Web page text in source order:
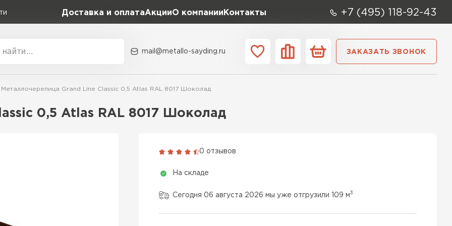
Доставка и оплатаАкцииО компании Контакты +7 (495) 118-92-43
Коллекция
Classic Grand Line
Доборные элементы
mail@metallo-sayding.ru ЗАКАЗАТЬ ЗВОНОК
Металлочерепица Grand Line Classic 0,5 Atlas RAL 8017 Шоколад
0,5 Atlas RAL 8017 Шоколад
0 отзывов
На складе
Сегодня 06 августа 2026 мы уже отгрузили 109 м3